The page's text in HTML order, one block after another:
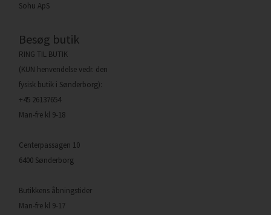
Sohu ApS
Besøg butik
RING TIL BUTIK
(KUN henvendelse vedr. den
fysisk butik i Sønderborg):
+45 26137654
Man-fre kl 9-18
Centerpassagen 10
6400 Sønderborg
Butikkens åbningstider
Man-fre kl 9-17